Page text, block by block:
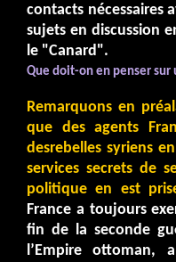
contacts nécessaires
sujets en discussion
le "Canard".
Que doit-on en penser
Remarquons en
que des agents
desrebelles syriens
services secrets de
politique en est
France a toujours
fin de la seconde
l’Empire ottoman,